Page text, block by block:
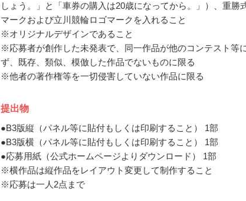
しょう。」と「車券の購入は20歳になってから。」）、重勝
マークおよび立川競輪ロゴマークを入れること
※オリジナルデザインであること
※応募者が創作した未発表で、同一作品が他のコンテスト等
ず、既存、類似、模倣した作品でないものに限る
※他者の著作権等を一切侵害していない作品に限る
提出物
●B3版縦（パネル等に貼付もしくは印刷すること） 1部
●B3版横（パネル等に貼付もしくは印刷すること） 1部
●応募用紙（公式ホームページよりダウンロード） 1部
※横作品は縦作品をレイアウト変更して制作すること
※応募は一人2点まで